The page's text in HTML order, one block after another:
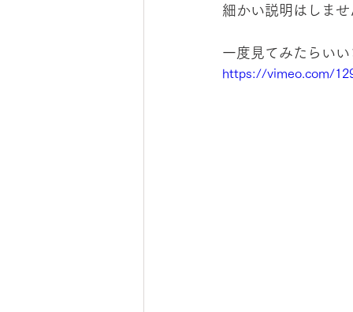
細かい説明はしませ
一度見てみたらいい
https://vimeo.com/